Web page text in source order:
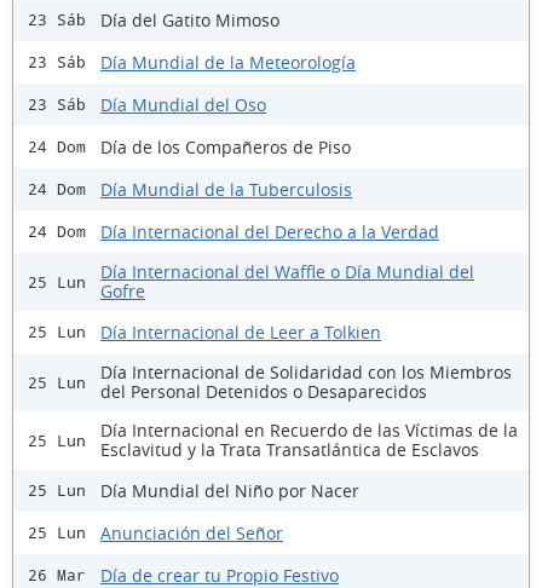
23 Sáb Día del Gatito Mimoso
23 Sáb Día Mundial de la Meteorología
23 Sáb Día Mundial del Oso
24 Dom Día de los Compañeros de Piso
24 Dom Día Mundial de la Tuberculosis
24 Dom Día Internacional del Derecho a la Verdad
25 Lun
Día Internacional del Waffle o Día Mundial del
Gofre
25 Lun Día Internacional de Leer a Tolkien
25 Lun
Día Internacional de Solidaridad con los Miembros
del Personal Detenidos o Desaparecidos
25 Lun
Día Internacional en Recuerdo de las Víctimas de la
Esclavitud y la Trata Transatlántica de Esclavos
25 Lun Día Mundial del Niño por Nacer
25 Lun Anunciación del Señor
26 Mar Día de crear tu Propio Festivo